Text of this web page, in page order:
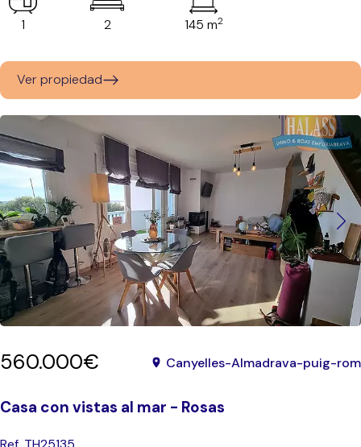
1 2 145 m2
Ver propiedad
560.000€ Canyelles-Almadrava-puig-rom
Casa con vistas al mar - Rosas